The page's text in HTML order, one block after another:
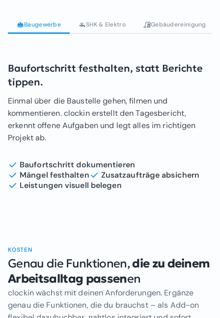
Baugewerbe SHK & Elektro Gebäudereinigung
Baufortschritt festhalten, statt Berichte
tippen.
Einmal über die Baustelle gehen, filmen und
kommentieren. clockin erstellt den Tagesbericht,
erkennt offene Aufgaben und legt alles im richtigen
Projekt ab.
Baufortschritt dokumentieren
Mängel festhalten
Zusatzaufträge absichern
Leistungen visuell belegen
KOSTEN
Genau die Funktionen,die zu deinem
Arbeitsalltag passenen
clockin wächst mit deinen Anforderungen. Ergänze
genau die Funktionen, die du brauchst – als Add-on